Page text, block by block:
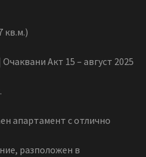
кв.м.)
Акт 15 – август 2025
апартамент с отлично
разположен в